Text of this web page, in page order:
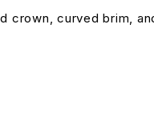
crown, curved brim,